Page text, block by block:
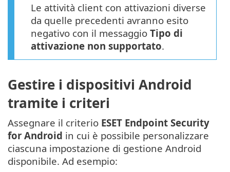
Le attività client con attivazioni diverse
da quelle precedenti avranno esito
negativo con il messaggio Tipo di
attivazione non supportato.
Gestire i dispositivi Android
tramite i criteri
Assegnare il criterio ESET Endpoint Security
for Android in cui è possibile personalizzare
ciascuna impostazione di gestione Android
disponibile. Ad esempio: